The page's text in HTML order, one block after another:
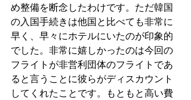
め整備を断念したわけです。ただ韓国
の入国手続きは他国と比べても非常に
早く、早々にホテルにいたのが印象的
でした。非常に嬉しかったのは今回の
フライトが非営利団体のフライトであ
ると言うことに彼らがディスカウント
してくれたことです。もともと高い費